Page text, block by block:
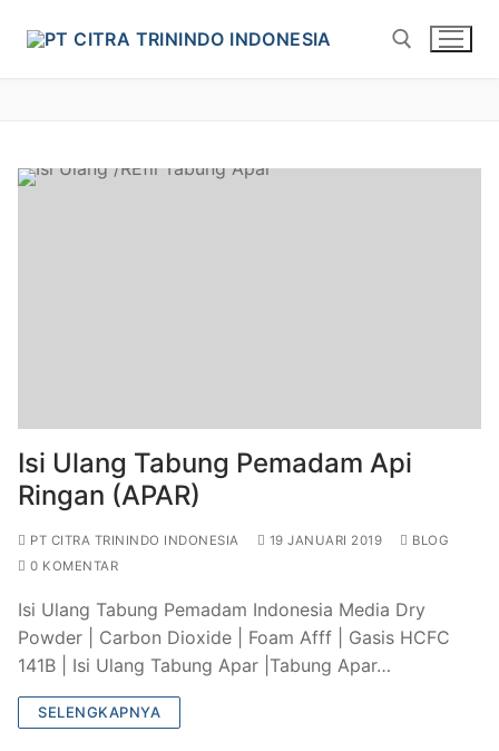
Isi Ulang Tabung Pemadam Api
Ringan (APAR)
PT CITRA TRININDO INDONESIA 19 JANUARI 2019
BLOG
0 KOMENTAR
Isi Ulang Tabung Pemadam Indonesia Media Dry
Powder | Carbon Dioxide | Foam Afff | Gasis HCFC
141B | Isi Ulang Tabung Apar |Tabung Apar…
SELENGKAPNYA